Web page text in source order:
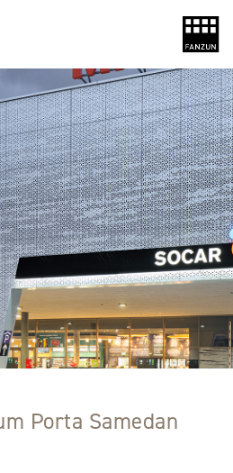
Porta Samedan